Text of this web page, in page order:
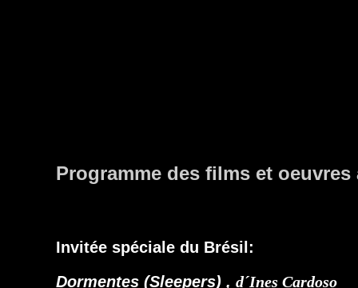
Programme des films et
Invitée spéciale du Brésil:
Dormentes (Sleepers) , d´Ines Cardoso